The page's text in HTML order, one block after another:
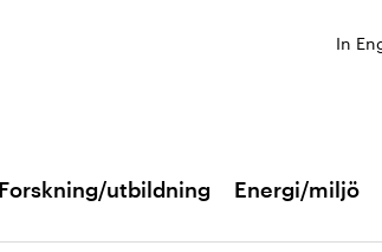
In
Forskning/utbildning Energi/miljö